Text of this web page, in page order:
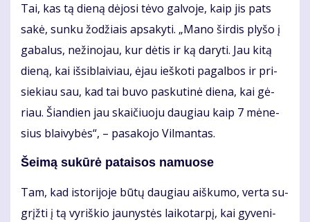
Tai, kas tą die­ną dė­jo­si tė­vo gal­vo­je, kaip jis pats
sa­kė, sun­ku žo­džiais ap­sa­ky­ti. „Ma­no šir­dis ply­šo į
ga­ba­lus, ne­ži­no­jau, kur dė­tis ir ką da­ry­ti. Jau ki­tą
die­ną, kai iš­si­blai­viau, ėjau ieš­ko­ti pa­gal­bos ir pri­
sie­kiau sau, kad tai bu­vo pas­ku­ti­nė die­na, kai gė­
riau. Šian­dien jau skai­čiuo­ju dau­giau kaip 7 mė­ne­
sius blai­vy­bės“, – pa­sa­ko­jo Vil­man­tas.
Šei­mą su­kū­rė pa­tai­sos na­muo­se
Tam, kad is­to­ri­jo­je bū­tų dau­giau aiš­ku­mo, ver­ta su­
grįž­ti į tą vy­riš­kio jau­nys­tės lai­ko­tar­pį, kai gy­ve­ni­